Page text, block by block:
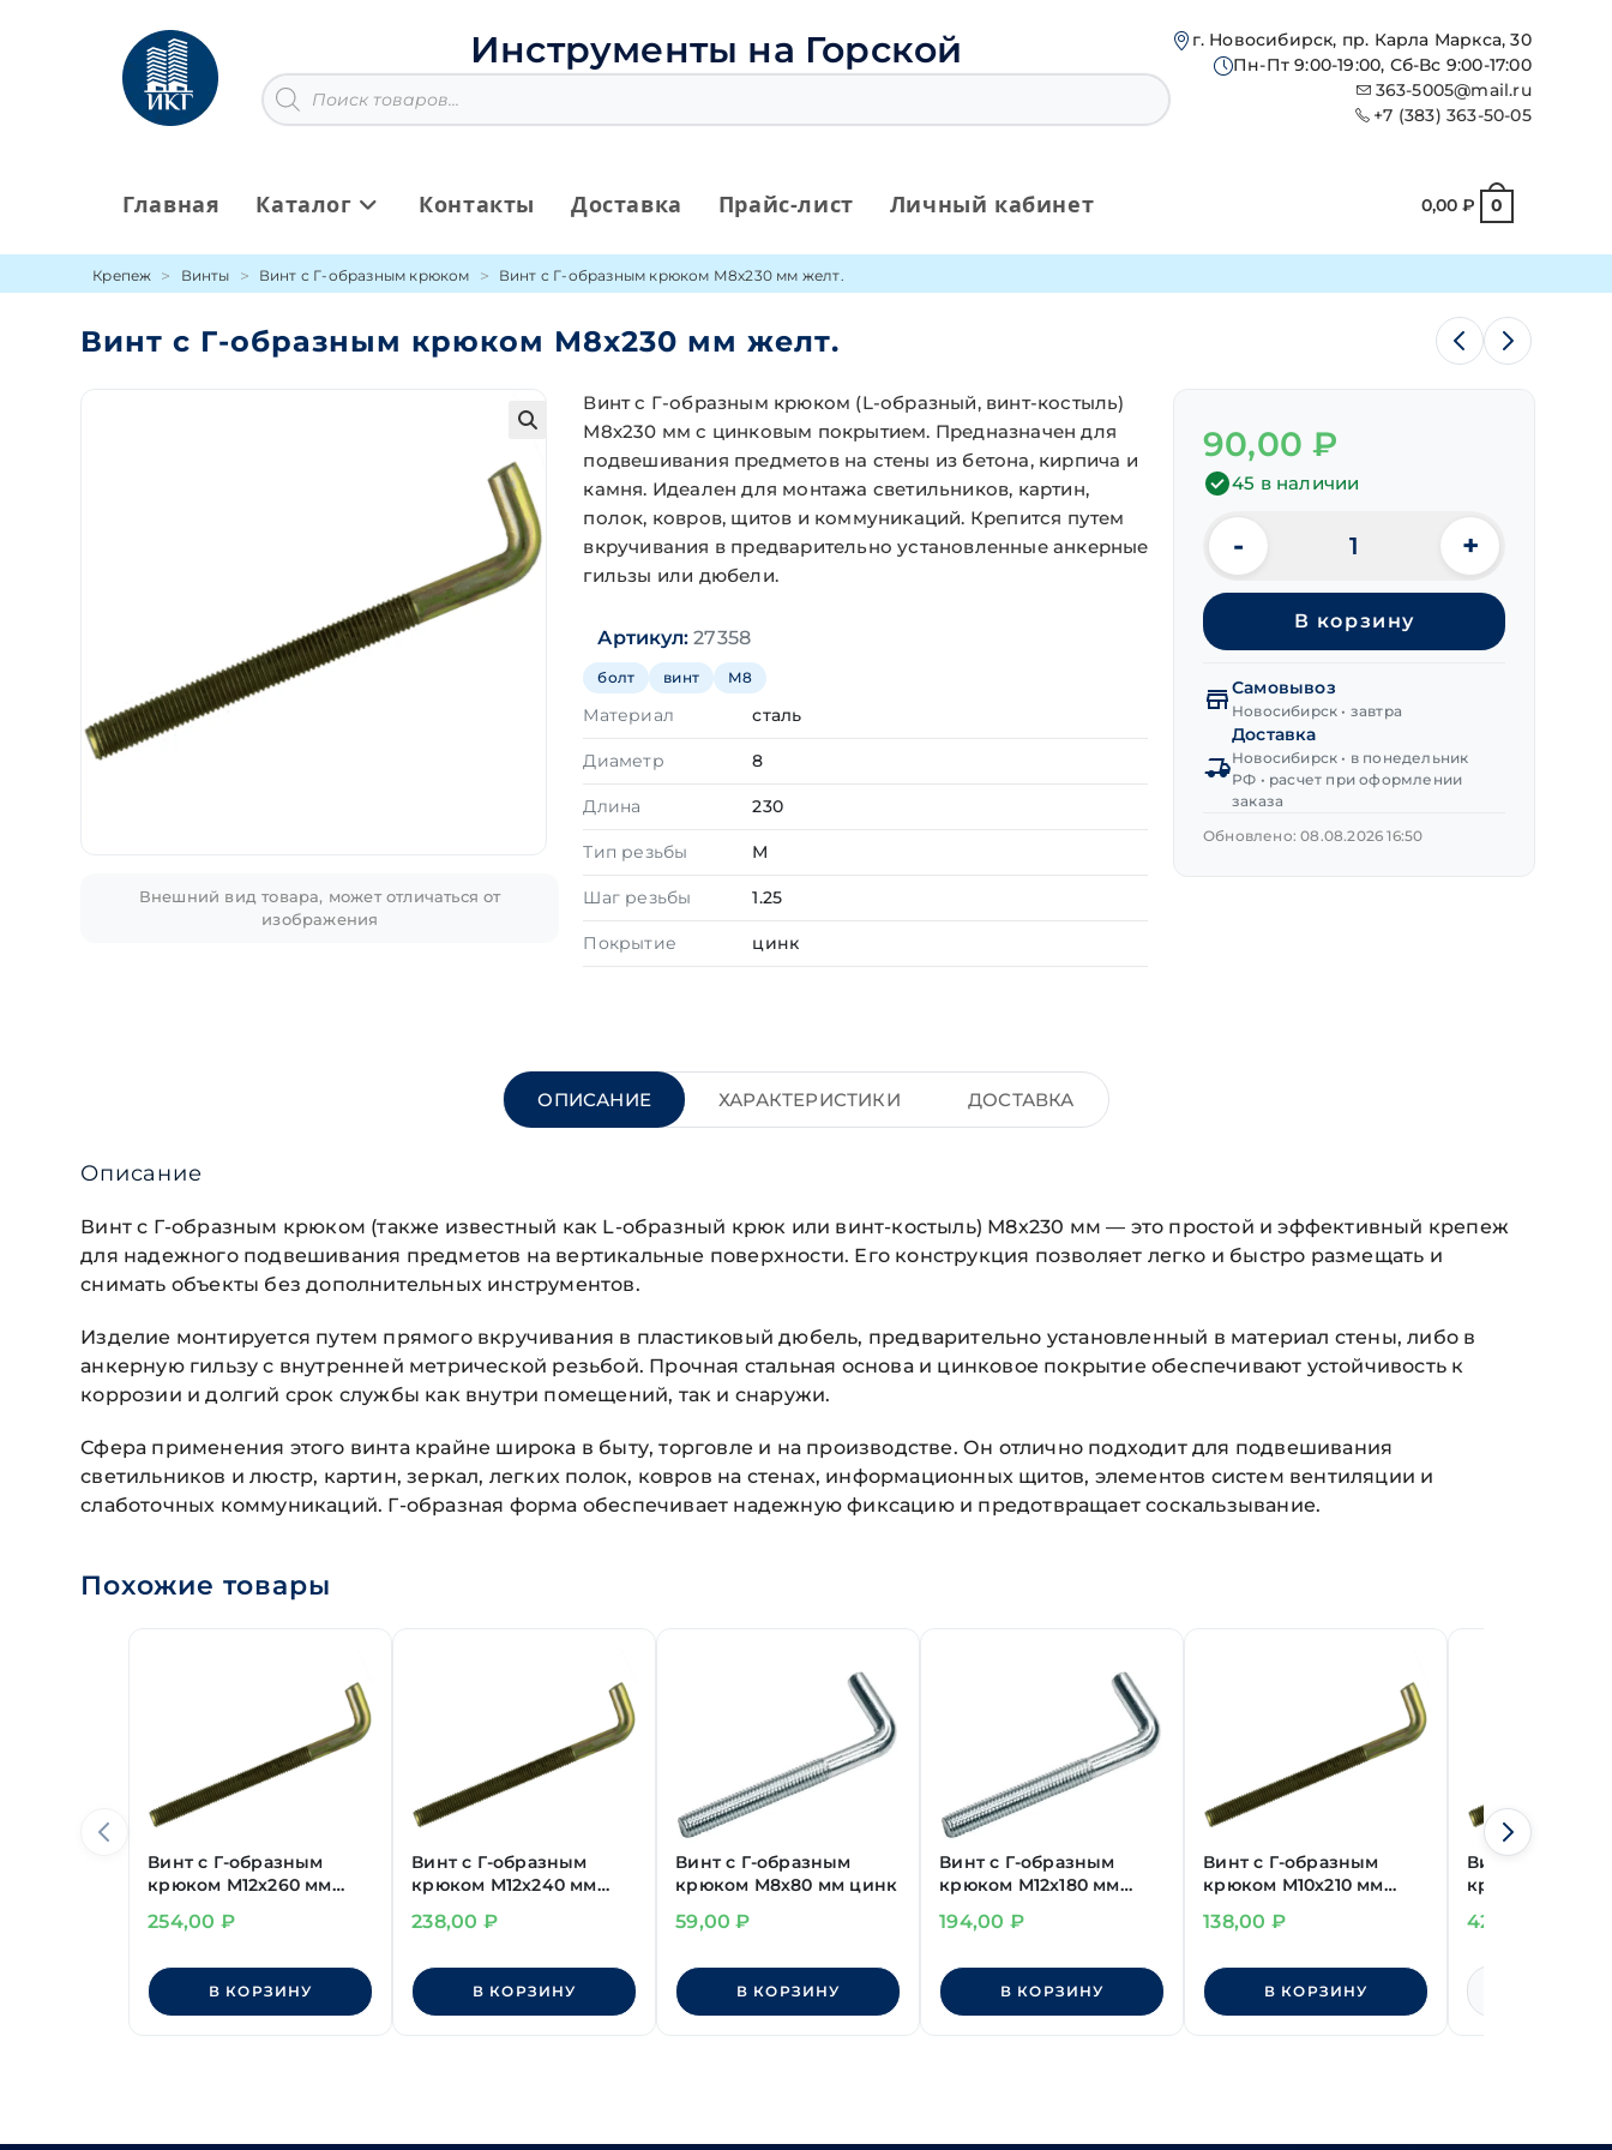
содержимому
Инструменты на Горской
Поиск
товаров
г. Новосибирск, пр. Карла Маркса, 30
Пн-Пт 9:00-19:00, Сб-Вс 9:00-17:00
363-5005@mail.ru
+7 (383) 363-50-05
Главная Каталог Контакты Доставка Прайс-лист Личный кабинет 0,00 ₽ 0
Крепеж Винты Винт с Г-образным крюком Винт с Г-образным крюком М8х230 мм желт.
Винт с Г-образным крюком М8х230 мм желт.
Внешний вид товара, может отличаться от
изображения
Винт с Г-образным крюком (L-образный, винт-костыль)
М8х230 мм с цинковым покрытием. Предназначен для
подвешивания предметов на стены из бетона, кирпича и
камня. Идеален для монтажа светильников, картин,
полок, ковров, щитов и коммуникаций. Крепится путем
вкручивания в предварительно установленные анкерные
гильзы или дюбели.
Артикул:27358
болт винт М8
Материал сталь
Диаметр 8
Длина 230
Тип резьбы М
Шаг резьбы 1.25
Покрытие цинк
90,00₽
45 в наличии
Количество
товара
Винт
Г-
образным
крюком
М8х230 мм
желт.
- +
В корзину
Самовывоз
Новосибирск • завтра
Доставка
Новосибирск • в понедельник
РФ • расчет при оформлении
заказа
Обновлено: 08.08.2026 16:50
ОПИСАНИЕ ХАРАКТЕРИСТИКИ ДОСТАВКА
Описание
Винт с Г-образным крюком (также известный как L-образный крюк или винт-костыль) М8х230 мм — это простой и эффективный крепеж
для надежного подвешивания предметов на вертикальные поверхности. Его конструкция позволяет легко и быстро размещать и
снимать объекты без дополнительных инструментов.
Изделие монтируется путем прямого вкручивания в пластиковый дюбель, предварительно установленный в материал стены, либо в
анкерную гильзу с внутренней метрической резьбой. Прочная стальная основа и цинковое покрытие обеспечивают устойчивость к
коррозии и долгий срок службы как внутри помещений, так и снаружи.
Сфера применения этого винта крайне широка в быту, торговле и на производстве. Он отлично подходит для подвешивания
светильников и люстр, картин, зеркал, легких полок, ковров на стенах, информационных щитов, элементов систем вентиляции и
слаботочных коммуникаций. Г-образная форма обеспечивает надежную фиксацию и предотвращает соскальзывание.
Похожие товары
Винт с Г-образным
крюком М12х260 мм
254,00 ₽
В КОРЗИНУ
Винт с Г-образным
крюком М12х240 мм
238,00 ₽
В КОРЗИНУ
Винт с Г-образным
крюком М8х80 мм цинк
59,00₽
В КОРЗИНУ
Винт с Г-образным
крюком М12х180 мм
194,00 ₽
В КОРЗИНУ
Винт с Г-образным
крюком М10х210 мм
138,00 ₽
В КОРЗИНУ
Винт с Г-
крюком
42,00